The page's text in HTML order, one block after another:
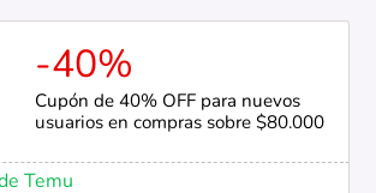
-40%
Cupón de 40% OFF para nuevos
usuarios en compras sobre $80.000
Temu